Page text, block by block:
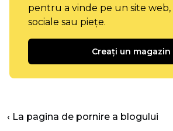
pentru a vinde pe un site
sociale sau piețe.
Creați un magazin
‹ La pagina de pornire a blogului